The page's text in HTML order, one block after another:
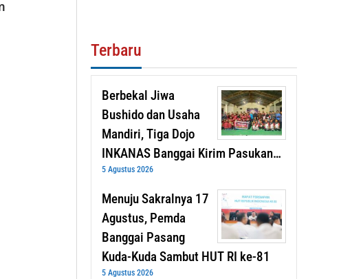
Terbaru
Berbekal Jiwa
Bushido dan Usaha
Mandiri, Tiga Dojo
INKANAS Banggai Kirim Pasukan…
5 Agustus 2026
Menuju Sakralnya 17
Agustus, Pemda
Banggai Pasang
Kuda-Kuda Sambut HUT RI ke-81
5 Agustus 2026